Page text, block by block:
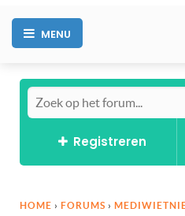
MENU
Registreren
HOME › FORUMS ›